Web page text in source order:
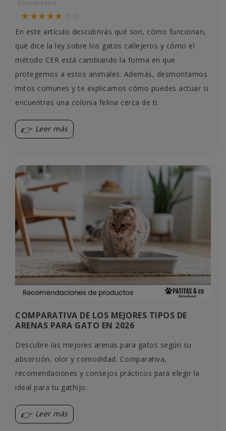
Comentario
★★★★★ (5.0)
En este artículo descubrirás qué son, cómo funcionan,
qué dice la ley sobre los gatos callejeros y cómo el
método CER está cambiando la forma en que
protegemos a estos animales. Además, desmontamos
mitos comunes y te explicamos cómo puedes actuar si
encuentras una colonia felina cerca de ti.
Leer más
COMPARATIVA DE LOS MEJORES TIPOS DE
ARENAS PARA GATO EN 2026
Descubre las mejores arenas para gatos según su
absorción, olor y comodidad. Comparativa,
recomendaciones y consejos prácticos para elegir la
ideal para tu gathijo.
Leer más